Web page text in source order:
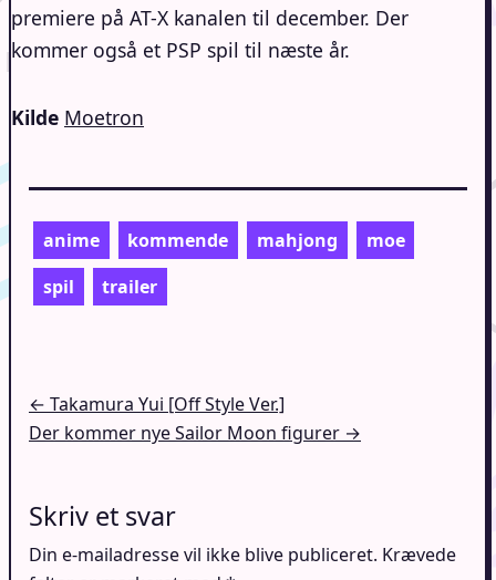
premiere på AT-X kanalen til december. Der
kommer også et PSP spil til næste år.
Kilde Moetron
anime kommende mahjong
moe
spil
trailer
Indlægsnavigation
← Takamura Yui [Off Style Ver.]
Der kommer nye Sailor Moon figurer →
Skriv et svar
Din e-mailadresse vil ikke blive publiceret. Krævede